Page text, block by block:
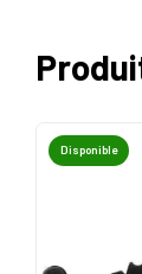
Disponible